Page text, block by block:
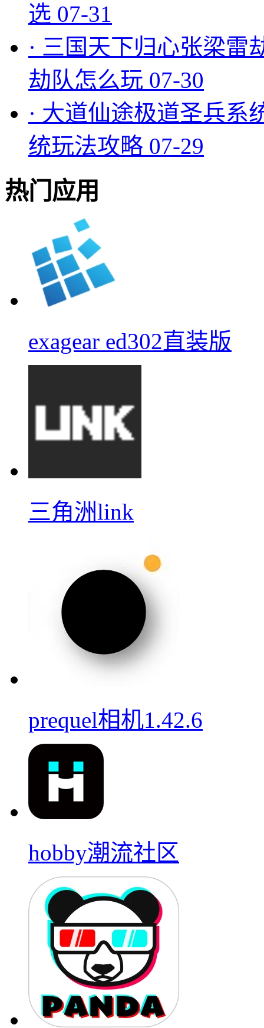
选 07-31
· 三国天下归心张梁雷
劫队怎么玩 07-30
· 大道仙途极道圣兵系
统玩法攻略 07-29
热门应用
exagear ed302直装版
三角洲link
prequel相机1.42.6
hobby潮流社区